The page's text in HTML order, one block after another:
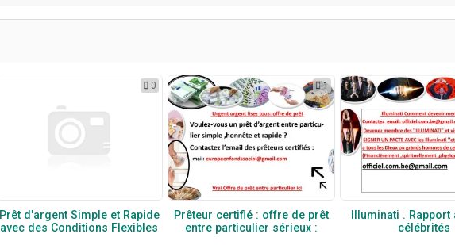
0
Prêt d'argent Simple et Rapide
avec des Conditions Flexibles
1
Prêteur certifié : offre de prêt
entre particulier sérieux :
Illuminati . Rapport
célébrités